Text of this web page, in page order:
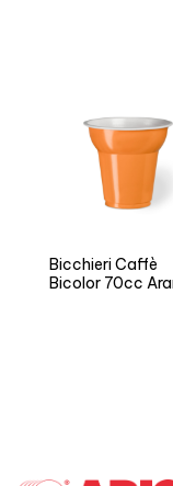
Bicchieri Caffè
Bicolor 70cc